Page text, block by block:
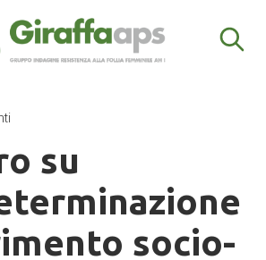
su
socio-